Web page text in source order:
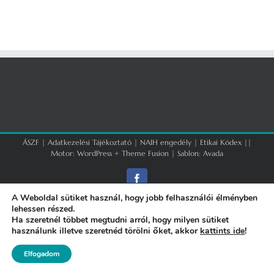
ÁSZF | Adatkezelési Tájékoztató | NAIH engedély | Etikai Kódex ||
Motor: WordPress + Theme Fusion | Sablon: Avada
Facebook
A Weboldal sütiket használ, hogy jobb felhasználói élményben
lehessen részed.
Ha szeretnél többet megtudni arról, hogy milyen sütiket
használunk illetve szeretnéd törölni őket, akkor kattints ide!
Elfogadom